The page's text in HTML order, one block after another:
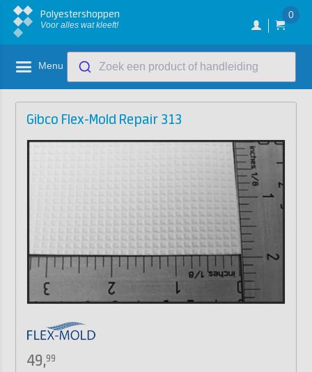
Polyestershoppen
Voor alles wat kleeft!
0
Menu Zoek een product of handleiding
Gibco Flex-Mold Repair 313
49,99